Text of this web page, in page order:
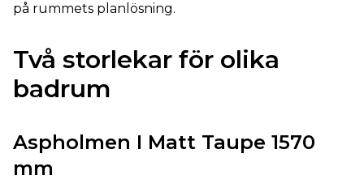
på rummets planlösning.
Två storlekar för olika
badrum
Aspholmen I Matt Taupe 1570
mm